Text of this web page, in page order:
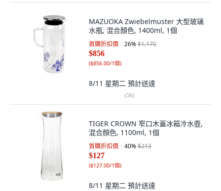
MAZUOKA Zwiebelmuster 大型玻璃
水瓶, 混合顏色, 1400ml, 1個
首購折扣價 26%$1,170
$856
($856.00/1個)
8/11 星期二 預計送達
(56)
TIGER CROWN 窄口木蓋冰箱冷水壺,
混合顏色, 1100ml, 1個
首購折扣價 40%$213
$127
($127.00/1個)
8/11 星期二 預計送達